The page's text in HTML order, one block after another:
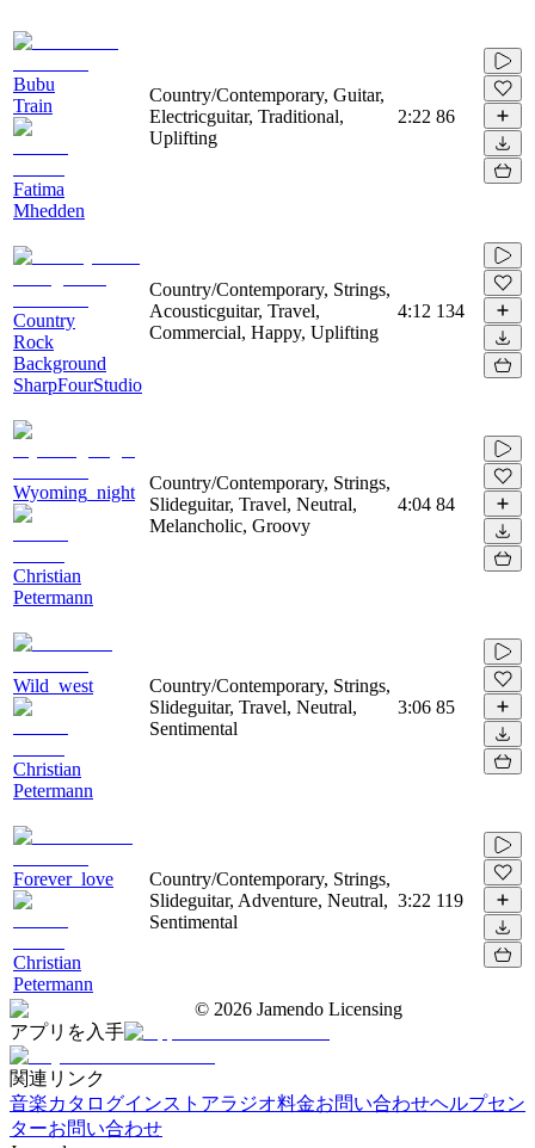
Bubu
Train
Fatima
Mhedden
Country/Contemporary, Guitar,
Electricguitar, Traditional,
Uplifting
2:22 86
Country
Rock
Background
SharpFourStudio
Country/Contemporary, Strings,
Acousticguitar, Travel,
Commercial, Happy, Uplifting
4:12 134
Wyoming_night
Christian
Petermann
Country/Contemporary, Strings,
Slideguitar, Travel, Neutral,
Melancholic, Groovy
4:04 84
Wild_west
Christian
Petermann
Country/Contemporary, Strings,
Slideguitar, Travel, Neutral,
Sentimental
3:06 85
Forever_love
Christian
Petermann
Country/Contemporary, Strings,
Slideguitar, Adventure, Neutral,
Sentimental
3:22 119
© 2026 Jamendo Licensing
アプリを入手
関連リンク
音楽カタログインストアラジオ料金お問い合わせヘルプセン
ターお問い合わせ